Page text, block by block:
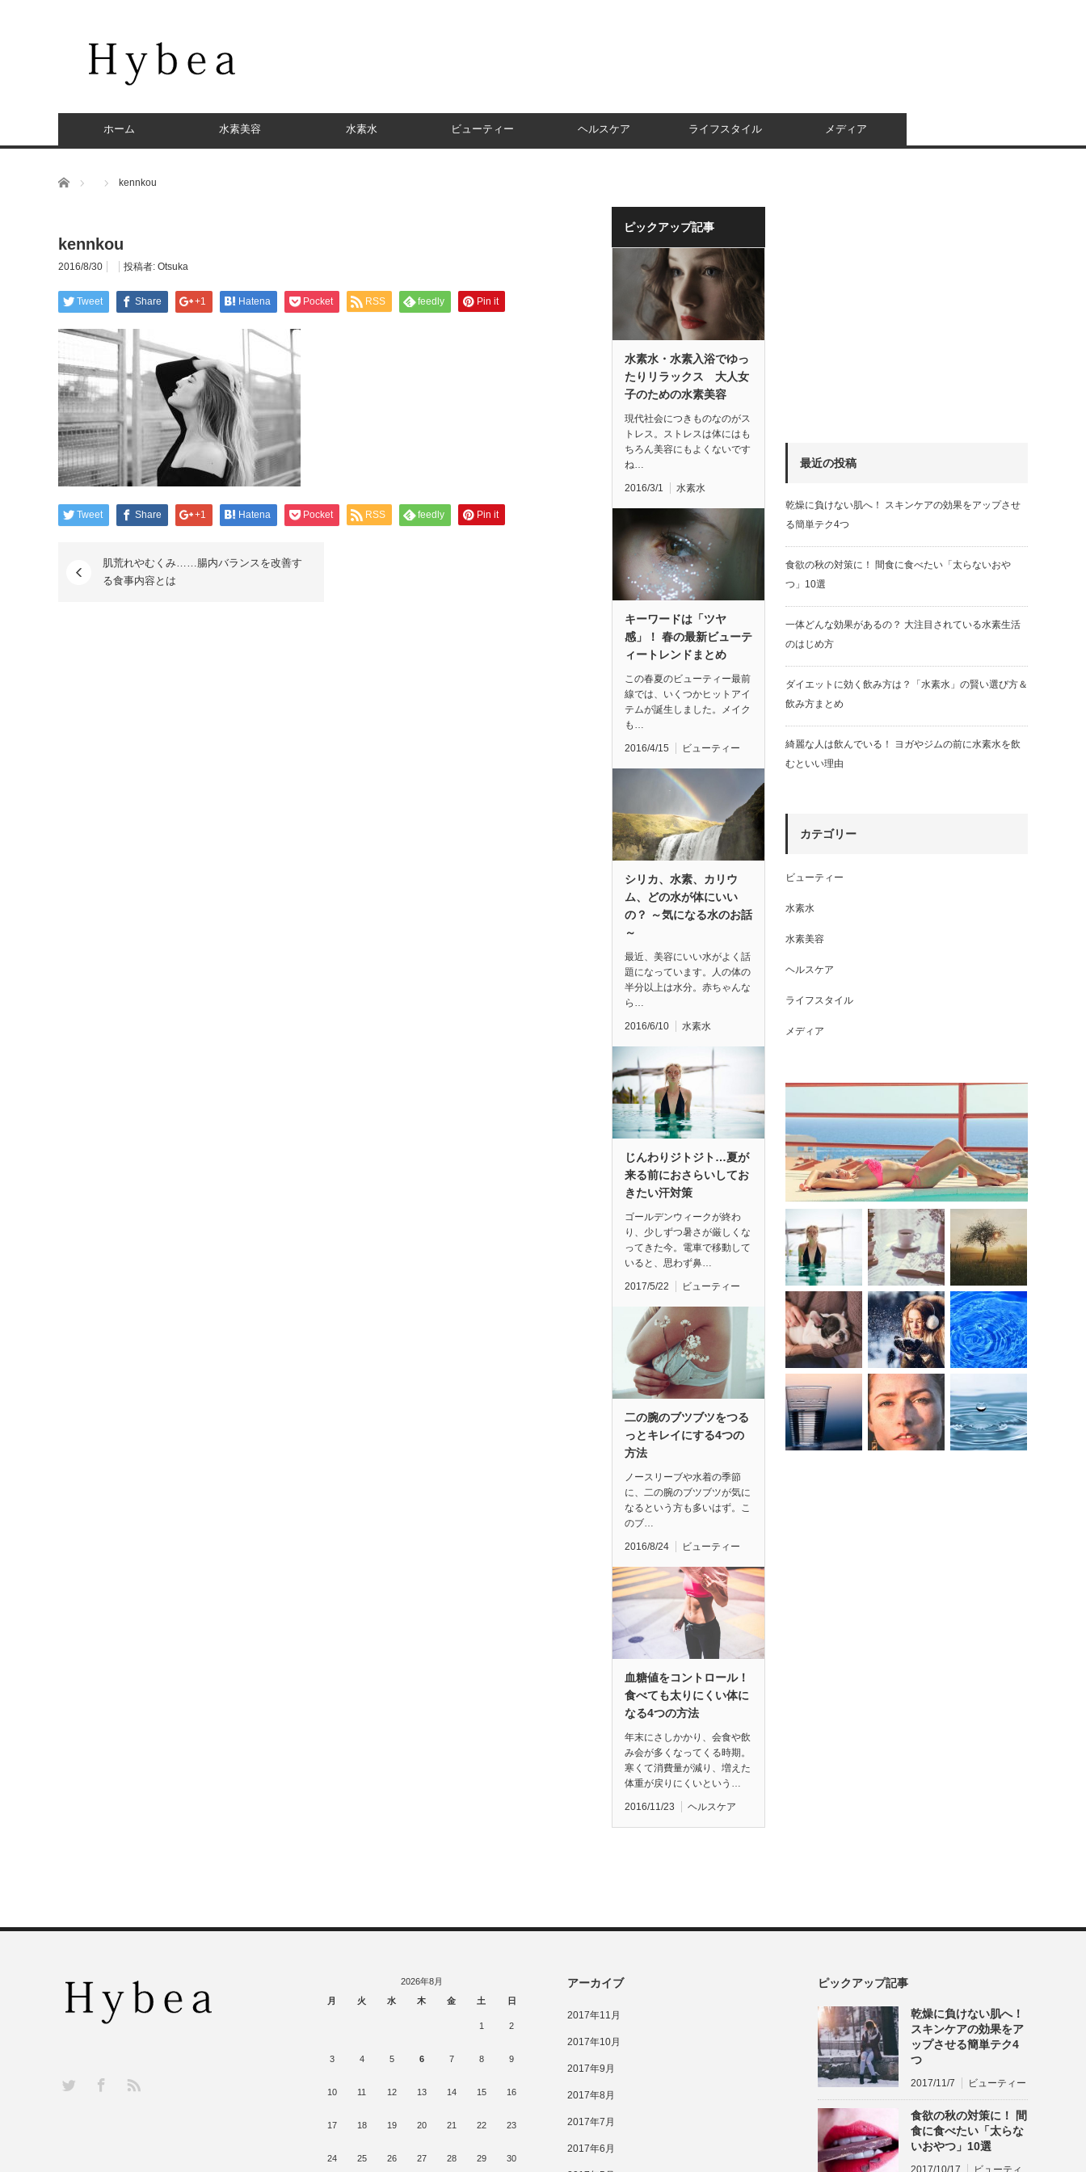
ホーム 水素美容 水素水 ビューティー ヘルスケア ライフスタイル メディア
ホーム kennkou
kennkou
2016/8/30 投稿者: Otsuka
Tweet Share +1 Hatena Pocket RSS feedly Pin it
Tweet Share +1 Hatena Pocket RSS feedly Pin it
肌荒れやむくみ……腸内バランスを改善す
る食事内容とは
ピックアップ記事
水素水・水素入浴でゆっ
たりリラックス 大人女
子のための水素美容
現代社会につきものなのがス
トレス。ストレスは体にはも
ちろん美容にもよくないです
ね…
2016/3/1 水素水
キーワードは「ツヤ
感」！ 春の最新ビューテ
ィートレンドまとめ
この春夏のビューティー最前
線では、いくつかヒットアイ
テムが誕生しました。メイク
も…
2016/4/15 ビューティー
シリカ、水素、カリウ
ム、どの水が体にいい
の？ ～気になる水のお話
～
最近、美容にいい水がよく話
題になっています。人の体の
半分以上は水分。赤ちゃんな
ら…
2016/6/10 水素水
じんわりジトジト…夏が
来る前におさらいしてお
きたい汗対策
ゴールデンウィークが終わ
り、少しずつ暑さが厳しくな
ってきた今。電車で移動して
いると、思わず鼻…
2017/5/22 ビューティー
二の腕のブツブツをつる
っとキレイにする4つの
方法
ノースリーブや水着の季節
に、二の腕のブツブツが気に
なるという方も多いはず。こ
のブ…
2016/8/24 ビューティー
血糖値をコントロール！
食べても太りにくい体に
なる4つの方法
年末にさしかかり、会食や飲
み会が多くなってくる時期。
寒くて消費量が減り、増えた
体重が戻りにくいという…
2016/11/23 ヘルスケア
最近の投稿
乾燥に負けない肌へ！ スキンケアの効果をアップさせ
る簡単テク4つ
食欲の秋の対策に！ 間食に食べたい「太らないおや
つ」10選
一体どんな効果があるの？ 大注目されている水素生活
のはじめ方
ダイエットに効く飲み方は？「水素水」の賢い選び方＆
飲み方まとめ
綺麗な人は飲んでいる！ ヨガやジムの前に水素水を飲
むといい理由
カテゴリー
ビューティー
水素水
水素美容
ヘルスケア
ライフスタイル
メディア
2026年8月
月
火 水 木 金 土 日
1 2
3 4 5 6 7 8 9
10 11 12 13 14 15 16
17 18 19 20 21 22 23
24 25 26 27 28 29 30
アーカイブ
2017年11月
2017年10月
2017年9月
2017年8月
2017年7月
2017年6月
ピックアップ記事
乾燥に負けない肌へ！
スキンケアの効果をア
ップさせる簡単テク4
つ
2017/11/7 ビューティー
食欲の秋の対策に！ 間
食に食べたい「太らな
いおやつ」10選
2017/10/17 ビューティ
Twitter Facebook
RSS